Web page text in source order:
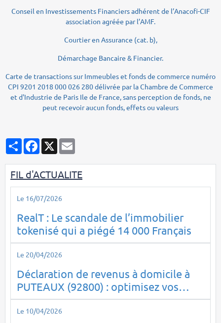
Conseil en Investissements Financiers adhérent de l’Anacofi-CIF
association agréée par l’AMF.
Courtier en Assurance (cat. b),
Démarchage Bancaire & Financier.
Carte de transactions sur Immeubles et fonds de commerce numéro
CPI 9201 2018 000 026 280 délivrée par la Chambre de Commerce
et d'Industrie de Paris Ile de France, sans perception de fonds, ne
peut recevoir aucun fonds, effets ou valeurs
PartagerFacebook
X
FIL d'ACTUALITE
Le 16/07/2026
RealT : Le scandale de l’immobilier
tokenisé qui a piégé 14 000 Français
Le 20/04/2026
Déclaration de revenus à domicile à
PUTEAUX (92800) : optimisez vos
impôts en toute sérénité
Le 10/04/2026